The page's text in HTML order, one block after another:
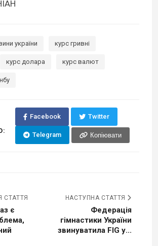
україни курс гривні
курс долара курс валют
нбу
Facebook Twitter
Telegram Копіювати
СТАТТЯ
є
НАСТУПНА СТАТТЯ
Федерація
гімнастики України
звинуватила FIG у...